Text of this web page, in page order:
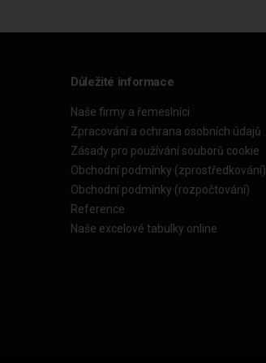
Důležité informace
Naše firmy a řemeslníci
Zpracování a ochrana osobních údajů
Zásady pro používání souborů cookie
Obchodní podmínky (zprostředkování)
Obchodní podmínky (rozpočtování)
Reference
Naše excelové tabulky online